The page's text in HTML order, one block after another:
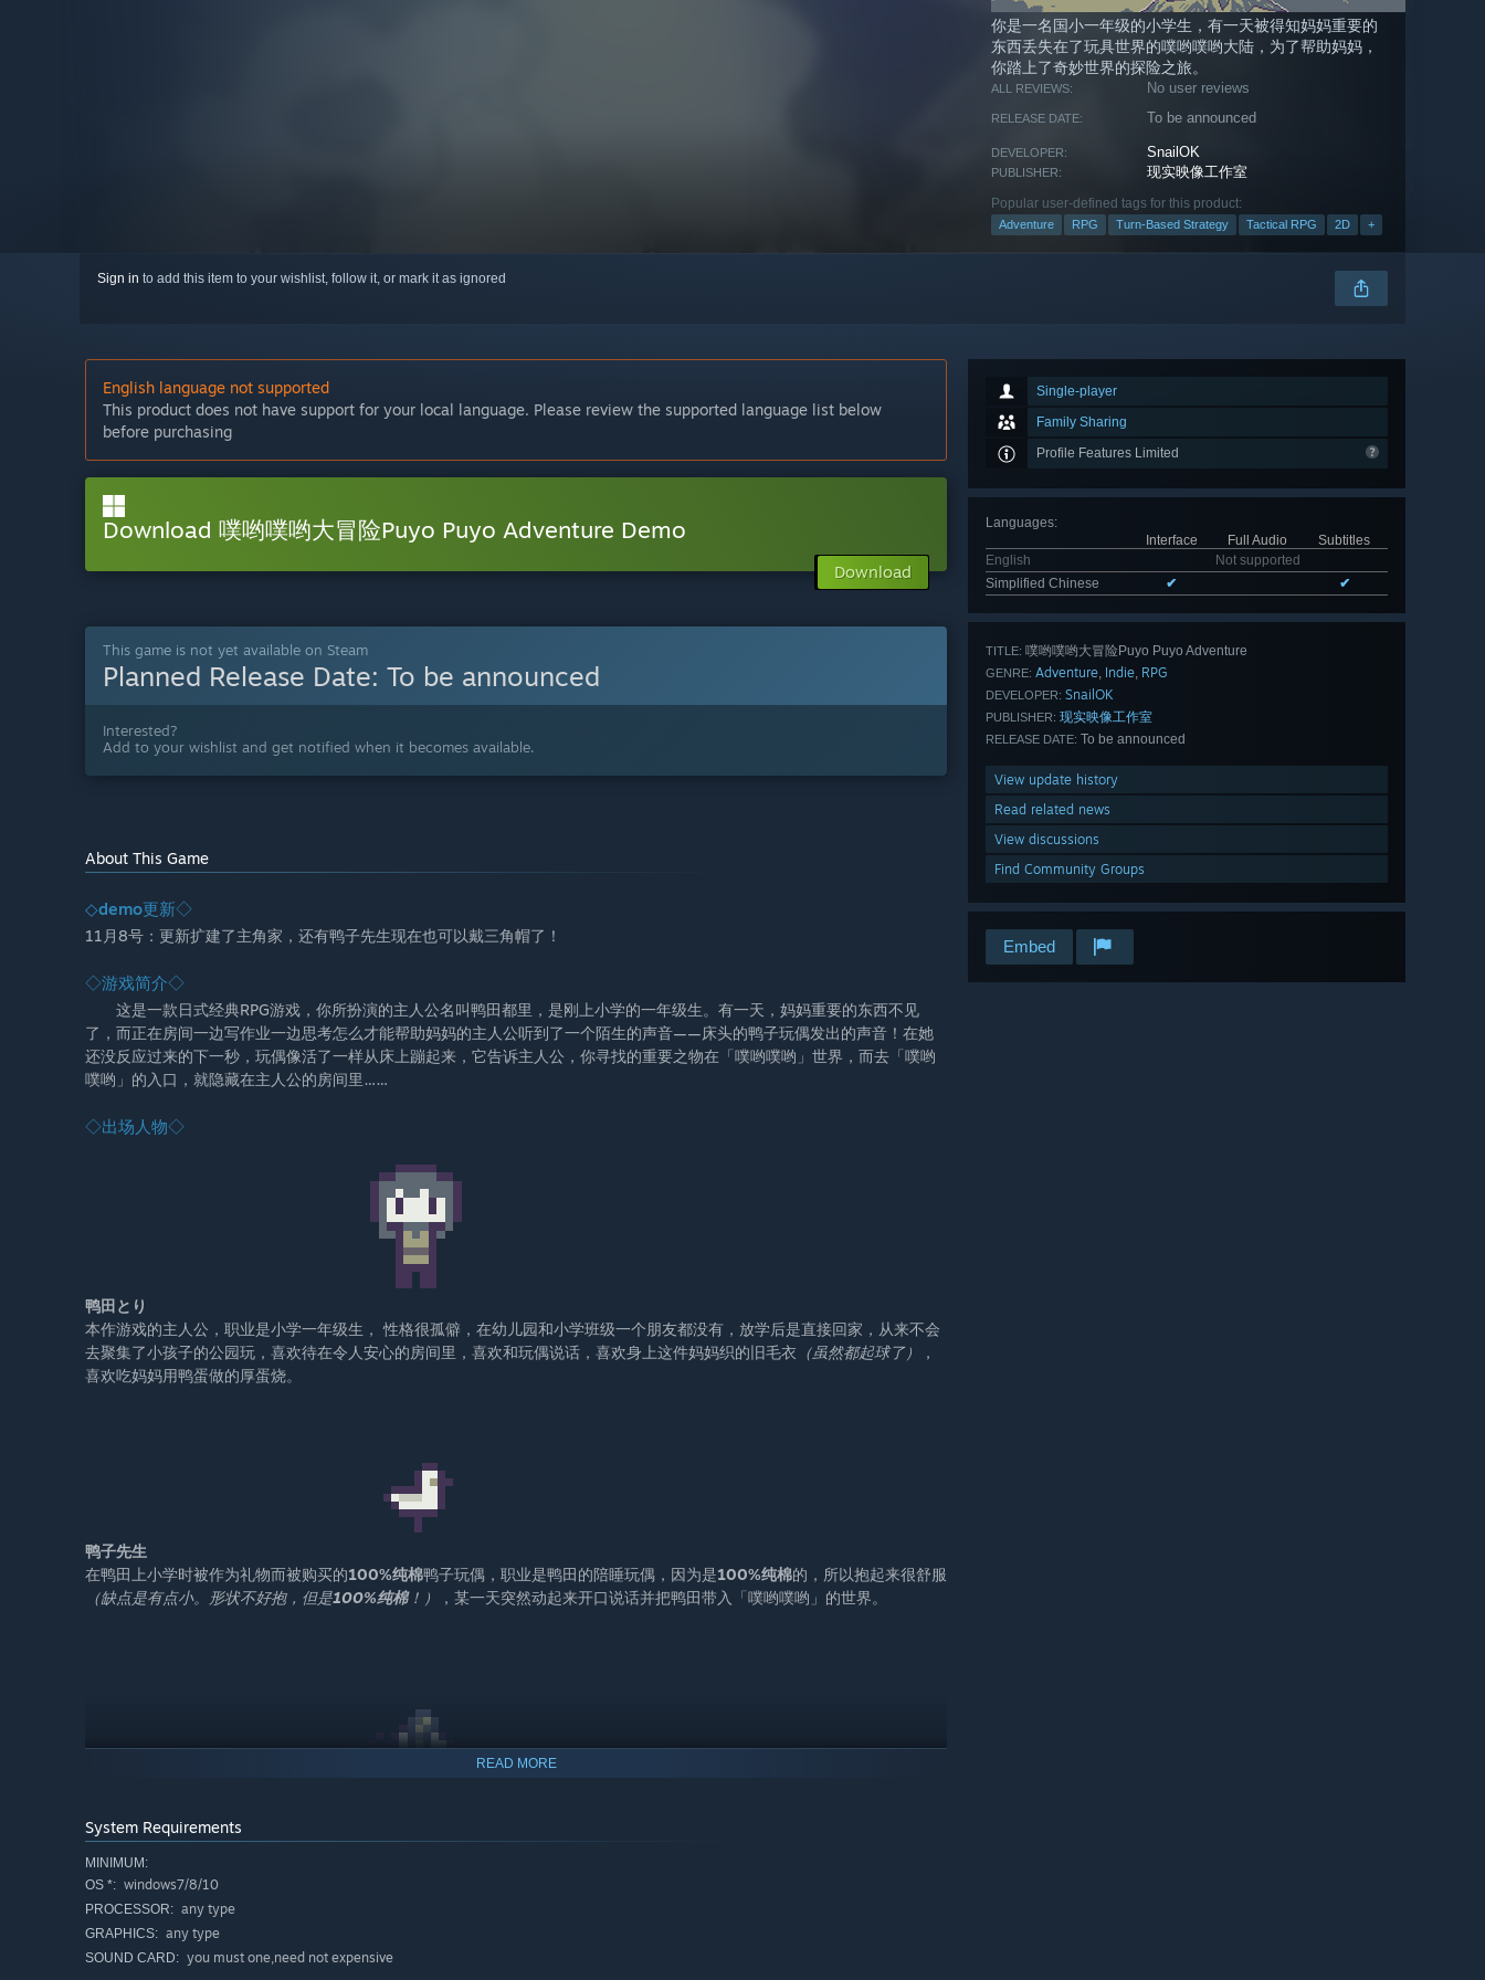
你是一名国小一年级的小学生，有一天被得知妈妈重要的
东西丢失在了玩具世界的噗哟噗哟大陆，为了帮助妈妈，
你踏上了奇妙世界的探险之旅。
ALL REVIEWS: No user reviews
RELEASE DATE: To be announced
DEVELOPER: SnailOK
PUBLISHER: 现实映像工作室
Popular user-defined tags for this product:
Adventure RPG Turn-Based Strategy Tactical RPG 2D +
Sign in to add this item to your wishlist, follow it, or mark it as ignored
Single-player
Family Sharing
Profile Features Limited
Languages:
Interface
Full Audio
Subtitles
English
Not supported
Simplified Chinese
✔ ✔
TITLE: 噗哟噗哟大冒险Puyo Puyo Adventure
GENRE: Adventure, Indie, RPG
DEVELOPER: SnailOK
PUBLISHER: 现实映像工作室
RELEASE DATE: To be announced
View update history
Read related news
View discussions
Find Community Groups
Embed
English language not supported
This product does not have support for your local language. Please review the supported language list below
before purchasing
Download 噗哟噗哟大冒险Puyo Puyo Adventure Demo
Download
This game is not yet available on Steam
Planned Release Date: To be announced
Interested?
Add to your wishlist and get notified when it becomes available.
About This Game
◇demo更新◇
11月8号：更新扩建了主角家，还有鸭子先生现在也可以戴三角帽了！
◇游戏简介◇
这是一款日式经典RPG游戏，你所扮演的主人公名叫鸭田都里，是刚上小学的一年级生。有一天，妈妈重要的东西不见
了，而正在房间一边写作业一边思考怎么才能帮助妈妈的主人公听到了一个陌生的声音——床头的鸭子玩偶发出的声音！在她
还没反应过来的下一秒，玩偶像活了一样从床上蹦起来，它告诉主人公，你寻找的重要之物在「噗哟噗哟」世界，而去「噗哟
噗哟」的入口，就隐藏在主人公的房间里……
◇出场人物◇
鸭田とり
本作游戏的主人公，职业是小学一年级生， 性格很孤僻，在幼儿园和小学班级一个朋友都没有，放学后是直接回家，从来不会
去聚集了小孩子的公园玩，喜欢待在令人安心的房间里，喜欢和玩偶说话，喜欢身上这件妈妈织的旧毛衣 （虽然都起球了）
，
喜欢吃妈妈用鸭蛋做的厚蛋烧。
鸭子先生
在鸭田上小学时被作为礼物而被购买的100%纯棉鸭子玩偶，职业是鸭田的陪睡玩偶，因为是100%纯棉的，所以抱起来很舒服
（缺点是有点小。形状不好抱，但是100%纯棉！） ，某一天突然动起来开口说话并把鸭田带入「噗哟噗哟」的世界。
口音很重大家听不懂它说话）
READ MORE
System Requirements
MINIMUM:
OS *: windows7/8/10
PROCESSOR: any type
GRAPHICS: any type
SOUND CARD: you must one,need not expensive